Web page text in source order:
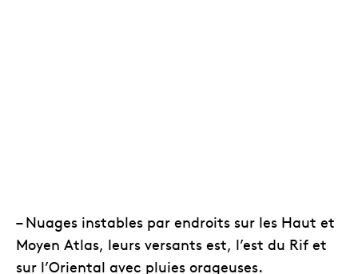
– Nuages instables par endroits sur les Haut et
Moyen Atlas, leurs versants est, l’est du Rif et
sur l’Oriental avec pluies orageuses.